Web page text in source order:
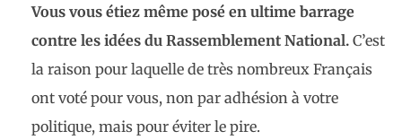
Vous vous étiez même posé en ultime barrage
contre les idées du Rassemblement National. C’est
la raison pour laquelle de très nombreux Français
ont voté pour vous, non par adhésion à votre
politique, mais pour éviter le pire.